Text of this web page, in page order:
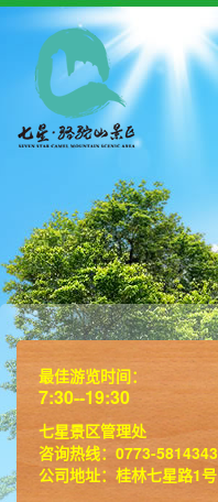
最佳游览时间：
7:30--19:30
七星景区管理处
咨询热线：0773-5814343
公司地址：桂林七星路1号